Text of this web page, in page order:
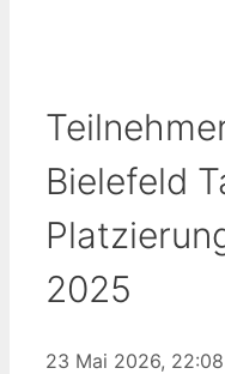
Bielefeld
2025
23 Mai 2026, 22:08